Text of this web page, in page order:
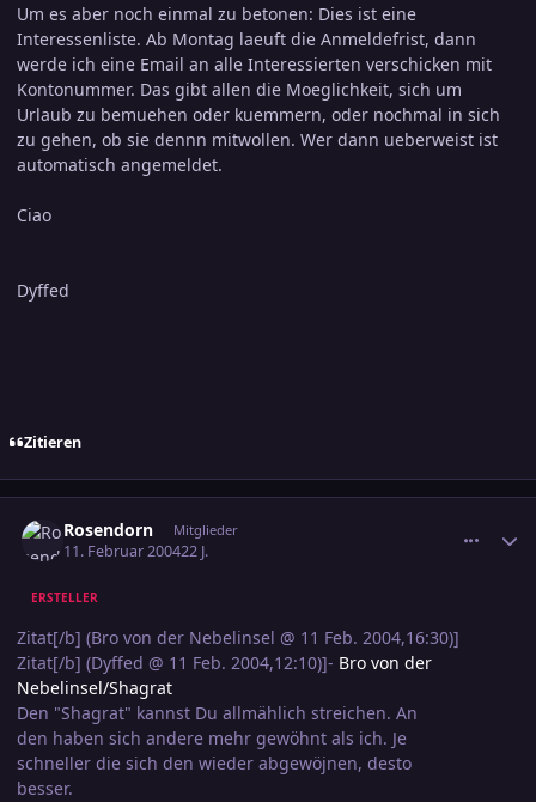
Um es aber noch einmal zu betonen: Dies ist eine
Interessenliste. Ab Montag laeuft die Anmeldefrist, dann
werde ich eine Email an alle Interessierten verschicken mit
Kontonummer. Das gibt allen die Moeglichkeit, sich um
Urlaub zu bemuehen oder kuemmern, oder nochmal in sich
zu gehen, ob sie dennn mitwollen. Wer dann ueberweist ist
automatisch angemeldet.
Ciao
Dyffed
Zitieren
Rosendorn Mitglieder
11. Februar 200422 J.
ERSTELLER
Zitat[/b] (Bro von der Nebelinsel @ 11 Feb. 2004,16:30)]
Zitat[/b] (Dyffed @ 11 Feb. 2004,12:10)]- Bro von der
Nebelinsel/Shagrat
Den "Shagrat" kannst Du allmählich streichen. An
den haben sich andere mehr gewöhnt als ich. Je
schneller die sich den wieder abgewöjnen, desto
besser.